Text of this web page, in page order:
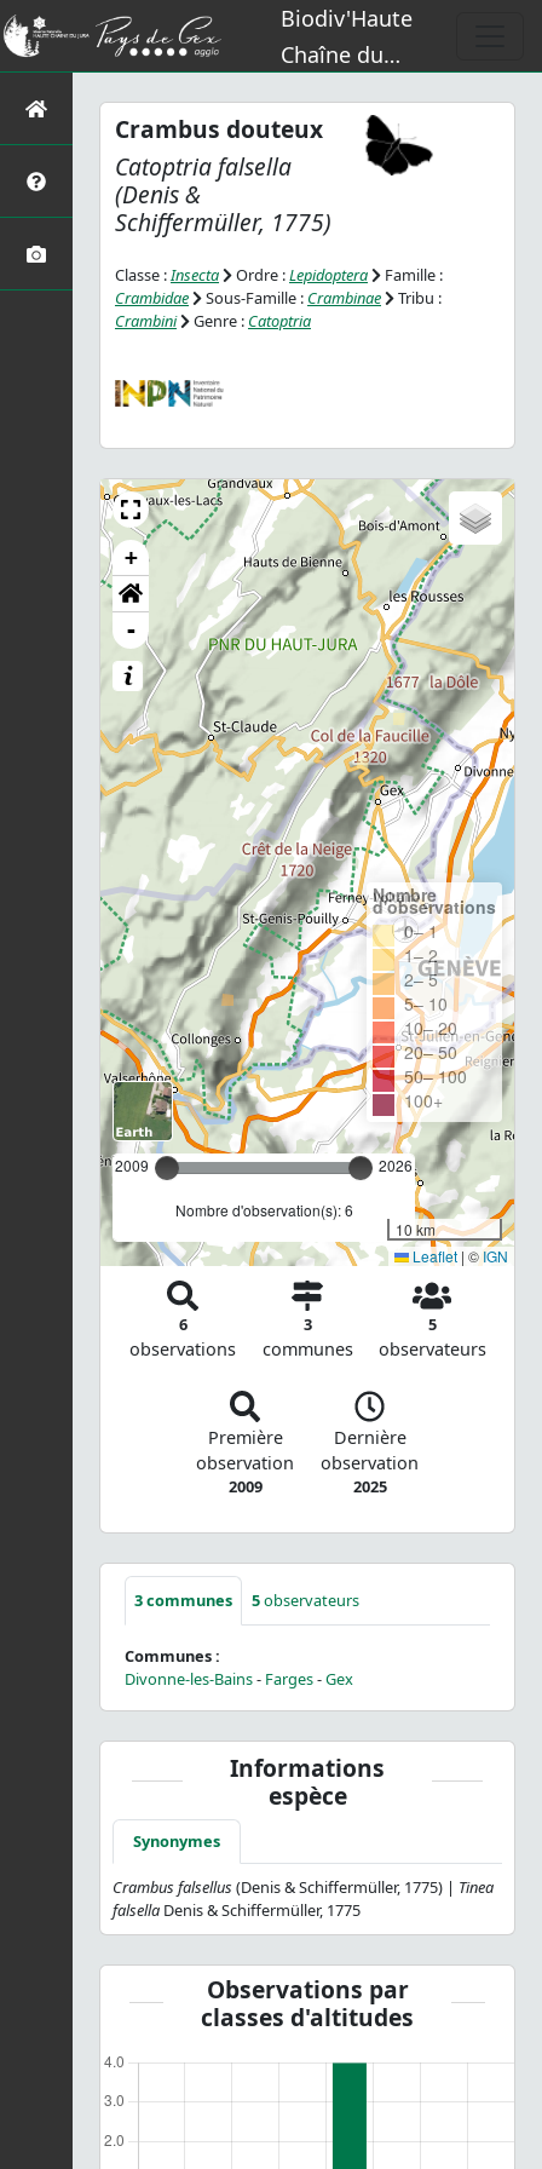
Biodiv'Haute
Chaîne du
Crambus douteux
Catoptria falsella
(Denis &
Schiffermüller, 1775)
Classe :Insecta Ordre :Lepidoptera
Famille :
Crambidae
Sous-Famille : Crambinae
Tribu :
Crambini
Genre : Catoptria
+
-
2009 2026
Nombre d'observation(s): 6
Nombre
d'observations
0– 1
1– 2
2– 5
5– 10
10– 20
20– 50
50– 100
100+
10 km
Leaflet | ©IGN
6
observations
3
communes
5
observateurs
Première
observation
2009
Dernière
observation
2025
3communes 5observateurs
Communes :
Divonne-les-Bains- Farges-Gex
Informations
espèce
Synonymes
Crambus falsellus (Denis & Schiffermüller, 1775) | Tinea
falsella Denis & Schiffermüller, 1775
Observations par
classes d'altitudes